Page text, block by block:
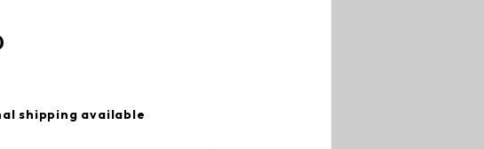
shipping available